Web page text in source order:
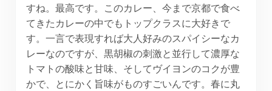
すね。最高です。このカレー、今まで京都で食べ
てきたカレーの中でもトップクラスに大好きで
す。一言で表現すれば大人好みのスパイシーなカ
レーなのですが、黒胡椒の刺激と並行して濃厚な
トマトの酸味と甘味、そしてヴイヨンのコクが豊
かで、とにかく旨味がものすごいんです。春に丸